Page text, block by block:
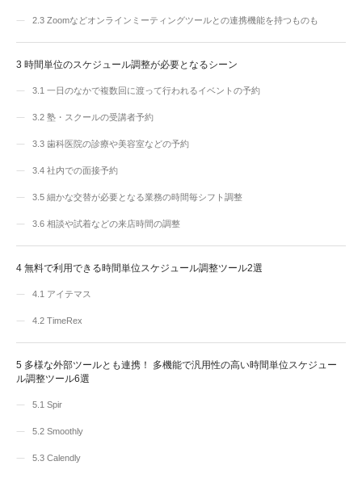
2.3 Zoomなどオンラインミーティングツールとの連携機能を持つものも
3 時間単位のスケジュール調整が必要となるシーン
3.1 一日のなかで複数回に渡って行われるイベントの予約
3.2 塾・スクールの受講者予約
3.3 歯科医院の診療や美容室などの予約
3.4 社内での面接予約
3.5 細かな交替が必要となる業務の時間毎シフト調整
3.6 相談や試着などの来店時間の調整
4 無料で利用できる時間単位スケジュール調整ツール2選
4.1 アイテマス
4.2 TimeRex
5 多様な外部ツールとも連携！ 多機能で汎用性の高い時間単位スケジュー
ル調整ツール6選
5.1 Spir
5.2 Smoothly
5.3 Calendly